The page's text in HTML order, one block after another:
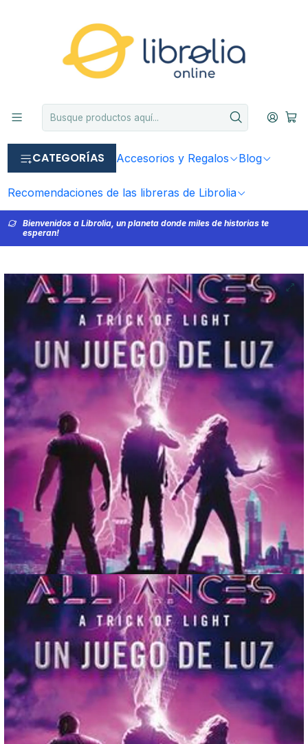
CATEGORÍAS Accesorios y Regalos Blog
Recomendaciones de las libreras de Librolia
Bienvenidos a Librolia, un planeta donde miles de historias te
esperan!